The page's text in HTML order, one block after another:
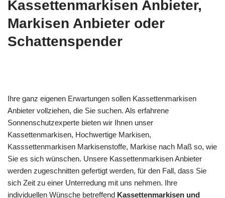
Kassettenmarkisen Anbieter,
Markisen Anbieter oder
Schattenspender
Ihre ganz eigenen Erwartungen sollen Kassettenmarkisen
Anbieter vollziehen, die Sie suchen. Als erfahrene
Sonnenschutzexperte bieten wir Ihnen unser
Kassettenmarkisen, Hochwertige Markisen,
Kasssettenmarkisen Markisenstoffe, Markise nach Maß so, wie
Sie es sich wünschen. Unsere Kassettenmarkisen Anbieter
werden zugeschnitten gefertigt werden, für den Fall, dass Sie
sich Zeit zu einer Unterredung mit uns nehmen. Ihre
individuellen Wünsche betreffend Kassettenmarkisen und